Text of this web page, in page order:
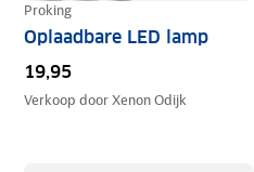
Proking
Oplaadbare LED lamp
19,95
Verkoop doorXenon Odijk